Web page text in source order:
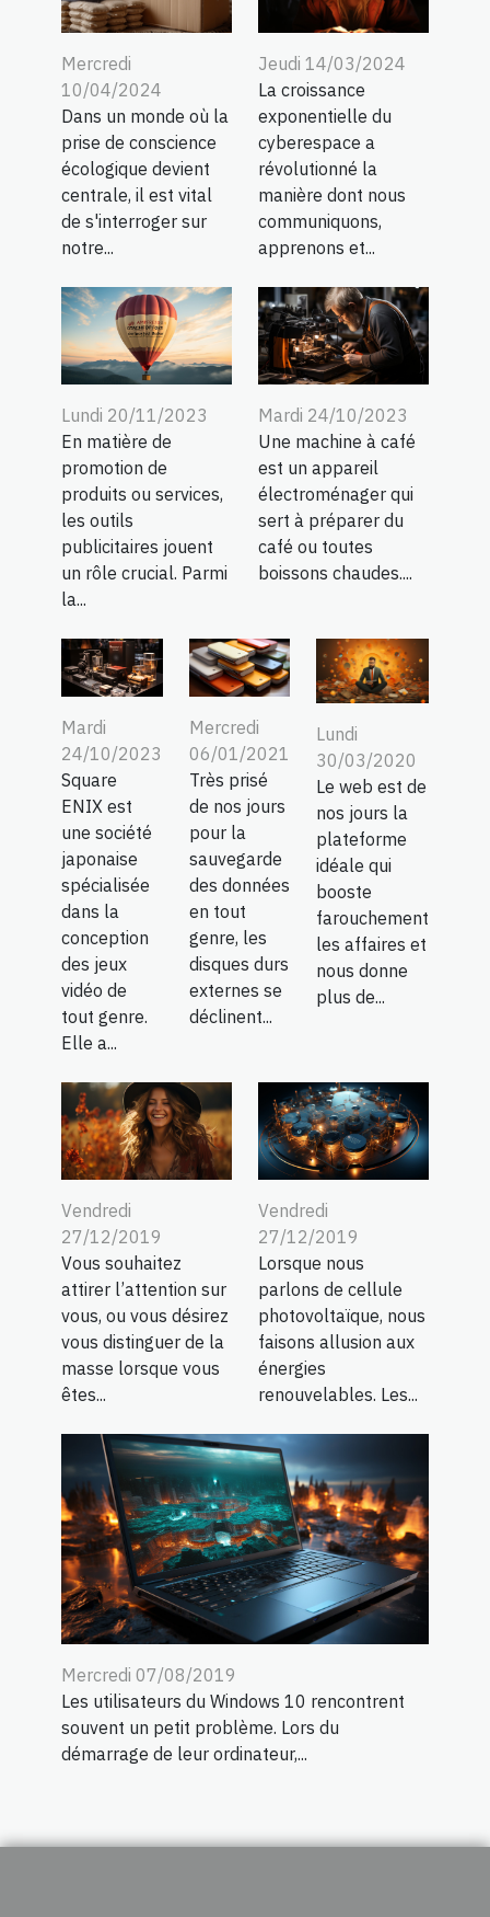
Mercredi
10/04/2024
Dans un monde où la
prise de conscience
écologique devient
centrale, il est vital
de s'interroger sur
notre...
Jeudi 14/03/2024
La croissance
exponentielle du
cyberespace a
révolutionné la
manière dont nous
communiquons,
apprenons et...
Lundi 20/11/2023
En matière de
promotion de
produits ou services,
les outils
publicitaires jouent
un rôle crucial. Parmi
la...
Mardi 24/10/2023
Une machine à café
est un appareil
électroménager qui
sert à préparer du
café ou toutes
boissons chaudes....
Mardi
24/10/2023
Square
ENIX est
une société
japonaise
spécialisée
dans la
conception
des jeux
vidéo de
tout genre.
Elle a...
Mercredi
06/01/2021
Très prisé
de nos jours
pour la
sauvegarde
des données
en tout
genre, les
disques durs
externes se
déclinent...
Lundi
30/03/2020
Le web est de
nos jours la
plateforme
idéale qui
booste
farouchement
les affaires et
nous donne
plus de...
Vendredi
27/12/2019
Vous souhaitez
attirer l’attention sur
vous, ou vous désirez
vous distinguer de la
masse lorsque vous
êtes...
Vendredi
27/12/2019
Lorsque nous
parlons de cellule
photovoltaïque, nous
faisons allusion aux
énergies
renouvelables. Les...
Mercredi 07/08/2019
Les utilisateurs du Windows 10 rencontrent
souvent un petit problème. Lors du
démarrage de leur ordinateur,...